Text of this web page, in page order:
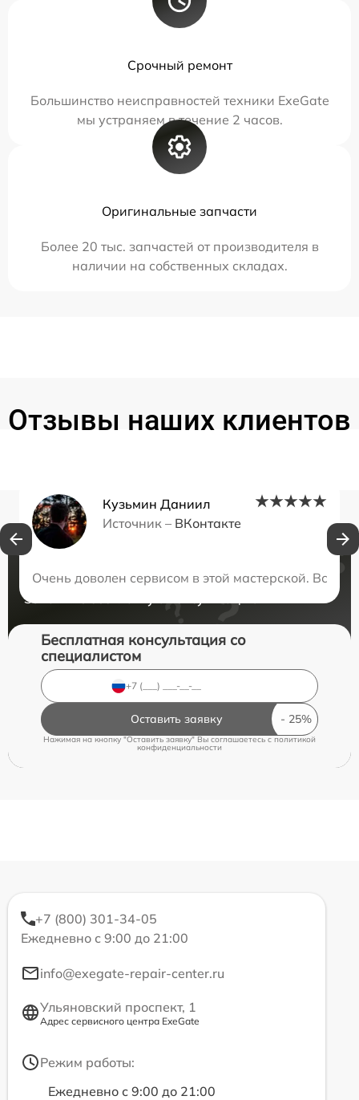
Срочный ремонт
Большинство неисправностей техники ExeGate
мы устраняем в течение 2 часов.
Оригинальные запчасти
Более 20 тыс. запчастей от производителя в
наличии на собственных складах.
Отзывы наших клиентов
Кузьмин Даниил
Источник – ВКонтакте
Очень доволен сервисом в этой мастерской. Всё
Нужна консультация?
Закажите бесплатную консультацию
Бесплатная консультация со
специалистом
Оставить заявку
Нажимая на кнопку "Оставить заявку" Вы соглашаетесь cполитикой
конфиденциальности
+7 (800) 301-34-05
Ежедневно с 9:00 до 21:00
info@exegate-repair-center.ru
Ульяновский проспект, 1
Адрес сервисного центра ExeGate
Режим работы:
Ежедневно с 9:00 до 21:00